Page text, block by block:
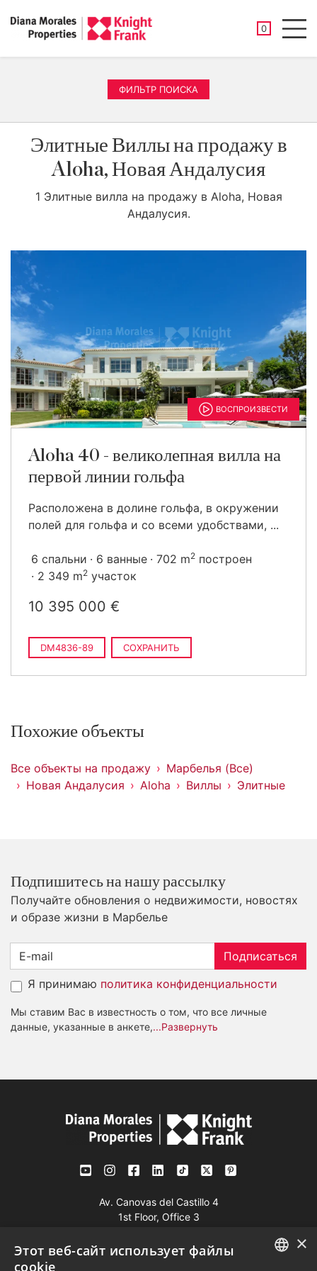
0
ФИЛЬТР ПОИСКА
Элитные Виллы на продажу в
Aloha, Новая Андалусия
1 Элитные вилла на продажу в Aloha, Новая
Андалусия.
ВОСПРОИЗВЕСТИ
Aloha 40 - великолепная вилла на
первой линии гольфа
Расположена в долине гольфа, в окружении
полей для гольфа и со всеми удобствами, ...
6 спальни 6 ванные 702 m2 построен
2 349 m2 участок
10 395 000 €
DM4836-89 СОХРАНИТЬ
Похожие объекты
Все объекты на продажу
Марбелья (Все)
Новая Андалусия
Aloha Виллы Элитные
Подпишитесь на нашу рассылку
Получайте обновления о недвижимости, новостях
и образе жизни в Марбелье
Подписаться
Я принимаю политика конфиденциальности
Мы ставим Вас в известность о том, что все личные
данные, указанные в анкете,...Развернуть
Av. Canovas del Castillo 4
1st Floor, Office 3
Посмотреть на карте
×
Этот веб-сайт использует файлы
cookie